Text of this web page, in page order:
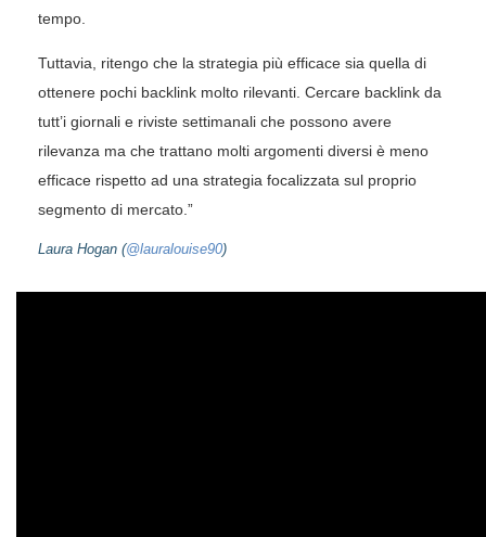
tempo.
Tuttavia, ritengo che la strategia più efficace sia quella di
ottenere pochi backlink molto rilevanti. Cercare backlink da
tutt’i giornali e riviste settimanali che possono avere
rilevanza ma che trattano molti argomenti diversi è meno
efficace rispetto ad una strategia focalizzata sul proprio
segmento di mercato.”
Laura Hogan (@lauralouise90)